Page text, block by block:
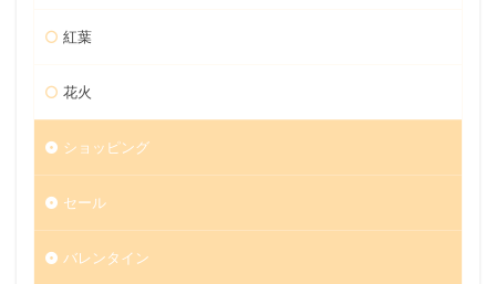
紅葉
花火
ショッピング
セール
バレンタイン